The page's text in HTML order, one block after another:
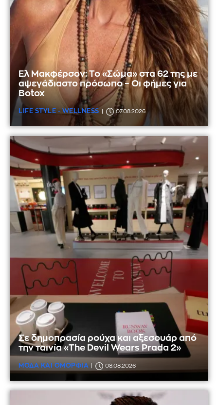
Ελ Μακφέρσον: Το «Σώμα» στα 62 της με
αψεγάδιαστο πρόσωπο – Οι φήμες για
Botox
LIFE STYLE - WELLNESS 07.08.2026
Σε δημοπρασία ρούχα και αξεσουάρ από
την ταινία «The Devil Wears Prada 2»
ΜΟΔΑ ΚΑΙ ΟΜΟΡΦΙΑ 08.08.2026